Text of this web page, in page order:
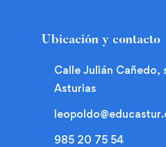
Ubicación y contacto
Calle Julián
Asturias
985 20 75 54